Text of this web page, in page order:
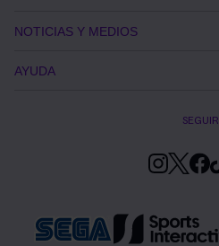
NOTICIAS Y MEDIOS
AYUDA
SEGUIR